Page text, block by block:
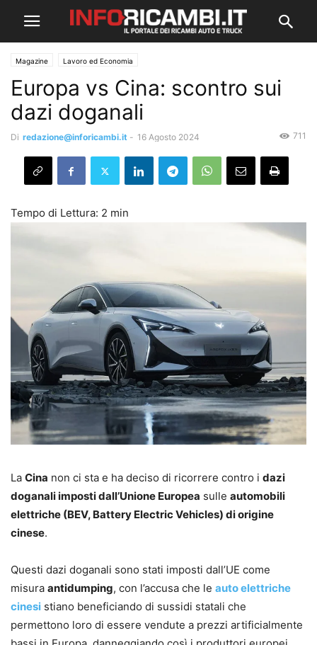
Magazine Lavoro ed Economia
Europa vs Cina: scontro sui
dazi doganali
Di redazione@inforicambi.it - 16 Agosto 2024 711
La Cina non ci sta e ha deciso di ricorrere contro i dazi
doganali imposti dall’Unione Europea sulle automobili
elettriche (BEV, Battery Electric Vehicles) di origine
cinese.
Questi dazi doganali sono stati imposti dall’UE come
misura antidumping, con l’accusa che le auto elettriche
cinesi stiano beneficiando di sussidi statali che
permettono loro di essere vendute a prezzi artificialmente